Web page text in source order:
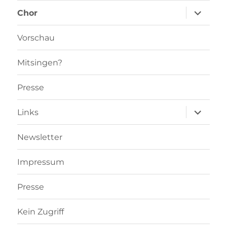
Chor
öffnen
Vorschau
Mitsingen?
Presse
Links
öffnen
Newsletter
Impressum
Presse
Kein Zugriff